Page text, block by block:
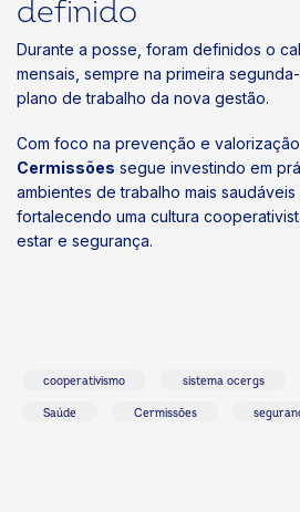
definido
Durante a posse, foram definidos o
mensais, sempre na primeira
plano de trabalho da nova gestão.
Com foco na prevenção e valorização
Cermissões segue investindo em
ambientes de trabalho mais
fortalecendo uma cultura
estar e segurança.
cooperativismo sistema ocergs
Saúde Cermissões